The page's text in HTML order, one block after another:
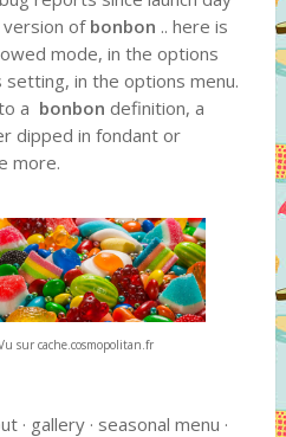
version of bonbon .. here is
mode, in the options
in the options menu.
a bonbon definition, a
dipped in fondant or
more.
sur cache.cosmopolitan.fr
· gallery · seasonal menu ·